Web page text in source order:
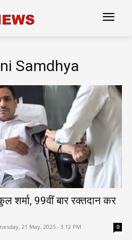
Samdhya
शर्मा, 99वीं बार रक्तदान कर
21 May, 2025 - 3:12 PM 0